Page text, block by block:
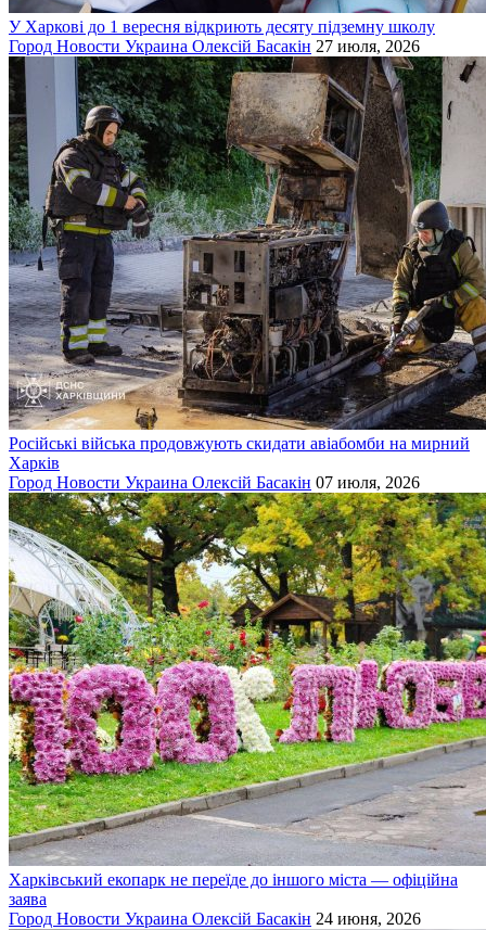
У Харкові до 1 вересня відкриють десяту підземну школу
Город Новости Украина Олексій Басакін 27 июля, 2026
Російські війська продовжують скидати авіабомби на мирний
Харків
Город Новости Украина Олексій Басакін 07 июля, 2026
Харківський екопарк не переїде до іншого міста — офіційна
заява
Город Новости Украина Олексій Басакін 24 июня, 2026